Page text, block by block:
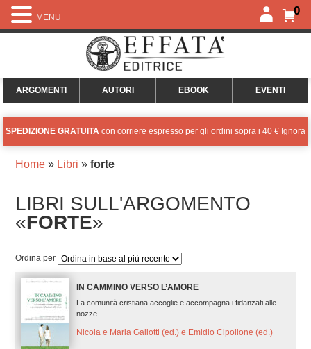
0
ARGOMENTI AUTORI EBOOK EVENTI
SPEDIZIONE GRATUITA con corriere espresso per gli ordini sopra i 40 € Ignora
Home» Libri » forte
LIBRI SULL'ARGOMENTO
«FORTE»
Ordina per
IN CAMMINO VERSO L’AMORE
La comunità cristiana accoglie e accompagna i fidanzati alle
nozze
Nicola e Maria Gallotti (ed.) e Emidio Cipollone (ed.)
MENU